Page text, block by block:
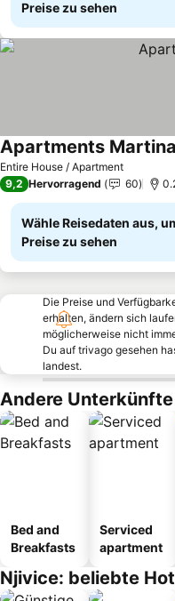
Preise zu sehen
Entire House / Apartment
Apartments Martina
9,2 Hervorragend 60
Wähle Reisedaten aus,
Preise zu sehen
Die Preise und
erhalten, ändern sich
möglicherweise nicht
Du auf trivago gesehen
landest.
Andere
Bed and
Breakfasts
Serviced
apartment
Njivice: beliebte